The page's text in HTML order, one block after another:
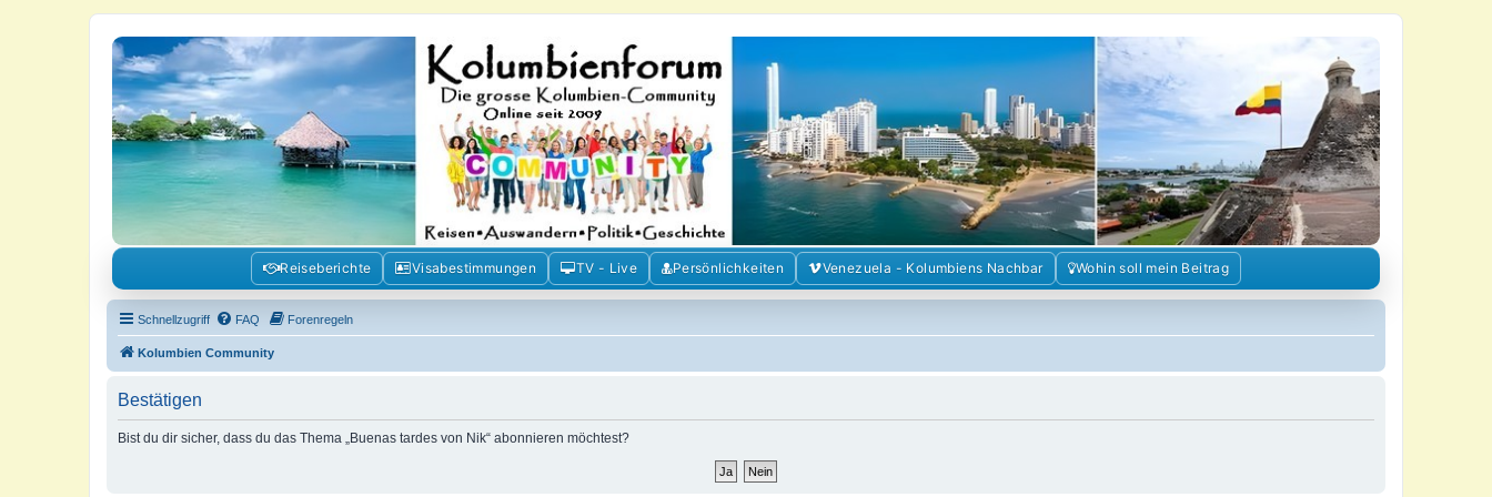
Kolumbienforum - Das grosse Forum der Freunde Kolumbiens
Reisen, Auswandern, Kultur, Politik, Geschichte und Visum in Kolumbien und Venezuela. Austausch, Erfahrungen und Gemeinschaft im Kolumbienforum
Reiseberichte Visabestimmungen TV - Live Persönlichkeiten Venezuela - Kolumbiens Nachbar Wohin soll mein Beitrag
Schnellzugriff FAQ Forenregeln
Kolumbien Community
Bestätigen
Bist du dir sicher, dass du das Thema „Buenas tardes von Nik“ abonnieren möchtest?